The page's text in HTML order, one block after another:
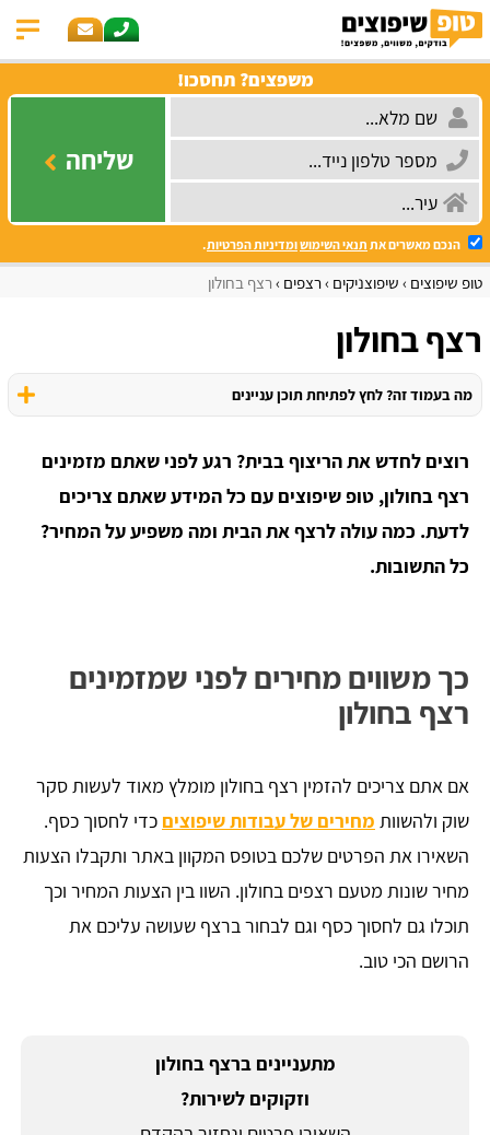
משפצים? תחסכו!
שליחה
הנכם מאשרים את תנאי השימושומדיניות הפרטיות.
טופ שיפוצים שיפוצניקים רצפים רצף בחולון
רצף בחולון
מה בעמוד זה? לחץ לפתיחת תוכן עניינים
רוצים לחדש את הריצוף בבית? רגע לפני שאתם מזמינים
רצף בחולון, טופ שיפוצים עם כל המידע שאתם צריכים
לדעת. כמה עולה לרצף את הבית ומה משפיע על המחיר?
כל התשובות.
כך משווים מחירים לפני שמזמינים
רצף בחולון
אם אתם צריכים להזמין רצף בחולון מומלץ מאוד לעשות סקר
שוק ולהשוות מחירים של עבודות שיפוצים כדי לחסוך כסף.
השאירו את הפרטים שלכם בטופס המקוון באתר ותקבלו הצעות
מחיר שונות מטעם רצפים בחולון. השוו בין הצעות המחיר וכך
תוכלו גם לחסוך כסף וגם לבחור ברצף שעושה עליכם את
הרושם הכי טוב.
מתעניינים ברצף בחולון
וזקוקים לשירות?